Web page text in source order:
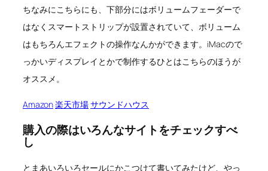
ちなみにこちらにも、下部分にはボリュームフェーダーで
はなくスマートストリップが設置されていて、ボリューム
はもちろんエフェクトの操作なんかができます。iMacので
っかいディスプレイとかで制作するひとはこちらのほうが
オススメ。
Amazon楽天市場サウンドハウス
購入の際はいろんなサイトをチェックすべ
し
とまあいろいろセールにかこつけて書いてみたけど、やっ